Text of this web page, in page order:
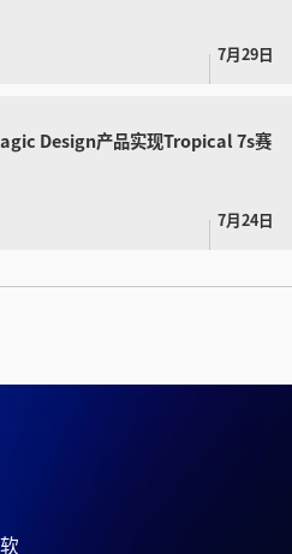
7月29日
Design产品实现Tropical 7s赛
7月24日